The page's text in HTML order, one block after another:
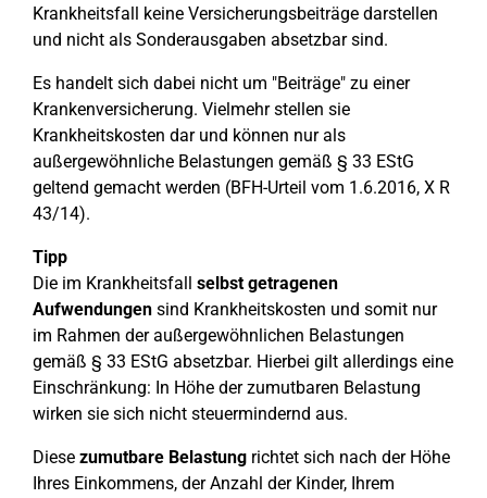
Krankheitsfall keine Versicherungsbeiträge darstellen
und nicht als Sonderausgaben absetzbar sind.
Es handelt sich dabei nicht um "Beiträge" zu einer
Krankenversicherung. Vielmehr stellen sie
Krankheitskosten dar und können nur als
außergewöhnliche Belastungen gemäß § 33 EStG
geltend gemacht werden (BFH-Urteil vom 1.6.2016, X R
43/14).
Tipp
Die im Krankheitsfall selbst getragenen
Aufwendungen sind Krankheitskosten und somit nur
im Rahmen der außergewöhnlichen Belastungen
gemäß § 33 EStG absetzbar. Hierbei gilt allerdings eine
Einschränkung: In Höhe der zumutbaren Belastung
wirken sie sich nicht steuermindernd aus.
Diese zumutbare Belastung richtet sich nach der Höhe
Ihres Einkommens, der Anzahl der Kinder, Ihrem